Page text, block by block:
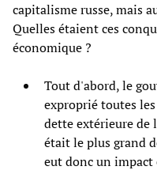
capitalisme russe, mais
Quelles étaient ces
économique ?
Tout d'abord, le
exproprié toutes
dette extérieure de
était le plus grand
eut donc un impact